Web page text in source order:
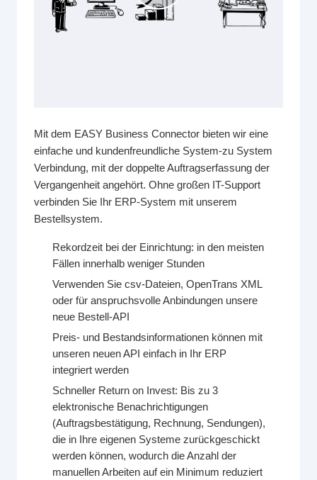
Mit dem EASY Business Connector bieten wir eine
einfache und kundenfreundliche System-zu System
Verbindung, mit der doppelte Auftragserfassung der
Vergangenheit angehört. Ohne großen IT-Support
verbinden Sie Ihr ERP-System mit unserem
Bestellsystem.
Rekordzeit bei der Einrichtung: in den meisten
Fällen innerhalb weniger Stunden
Verwenden Sie csv-Dateien, OpenTrans XML
oder für anspruchsvolle Anbindungen unsere
neue Bestell-API
Preis- und Bestandsinformationen können mit
unseren neuen API einfach in Ihr ERP
integriert werden
Schneller Return on Invest: Bis zu 3
elektronische Benachrichtigungen
(Auftragsbestätigung, Rechnung, Sendungen),
die in Ihre eigenen Systeme zurückgeschickt
werden können, wodurch die Anzahl der
manuellen Arbeiten auf ein Minimum reduziert